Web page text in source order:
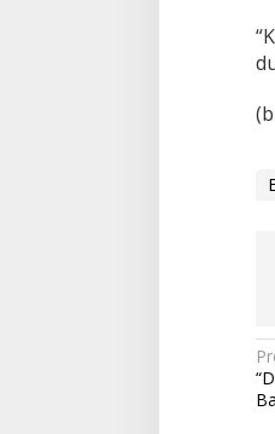
P
o